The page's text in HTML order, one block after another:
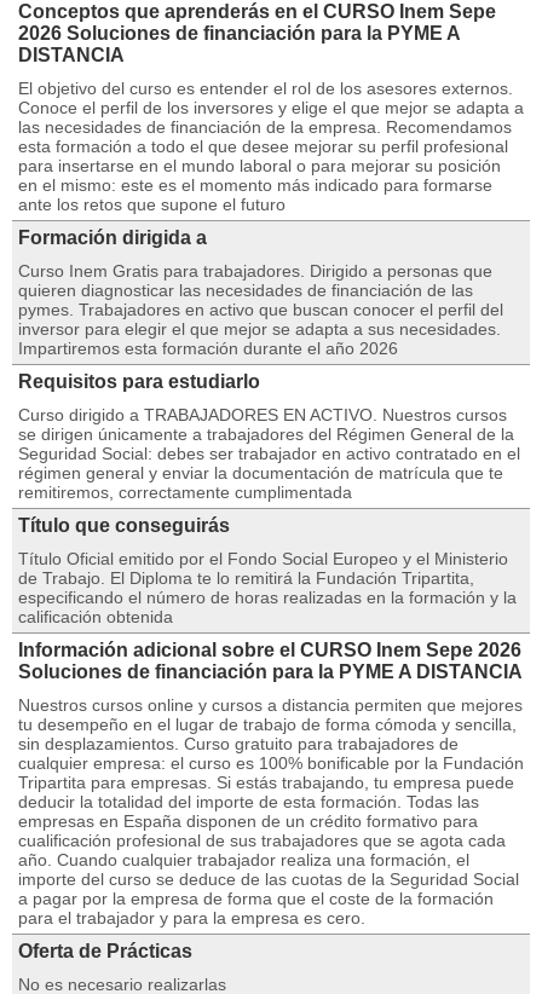
Conceptos que aprenderás en el CURSO Inem Sepe
2026 Soluciones de financiación para la PYME A
DISTANCIA
El objetivo del curso es entender el rol de los asesores externos.
Conoce el perfil de los inversores y elige el que mejor se adapta a
las necesidades de financiación de la empresa. Recomendamos
esta formación a todo el que desee mejorar su perfil profesional
para insertarse en el mundo laboral o para mejorar su posición
en el mismo: este es el momento más indicado para formarse
ante los retos que supone el futuro
Formación dirigida a
Curso Inem Gratis para trabajadores. Dirigido a personas que
quieren diagnosticar las necesidades de financiación de las
pymes. Trabajadores en activo que buscan conocer el perfil del
inversor para elegir el que mejor se adapta a sus necesidades.
Impartiremos esta formación durante el año 2026
Requisitos para estudiarlo
Curso dirigido a TRABAJADORES EN ACTIVO. Nuestros cursos
se dirigen únicamente a trabajadores del Régimen General de la
Seguridad Social: debes ser trabajador en activo contratado en el
régimen general y enviar la documentación de matrícula que te
remitiremos, correctamente cumplimentada
Título que conseguirás
Título Oficial emitido por el Fondo Social Europeo y el Ministerio
de Trabajo. El Diploma te lo remitirá la Fundación Tripartita,
especificando el número de horas realizadas en la formación y la
calificación obtenida
Información adicional sobre el CURSO Inem Sepe 2026
Soluciones de financiación para la PYME A DISTANCIA
Nuestros cursos online y cursos a distancia permiten que mejores
tu desempeño en el lugar de trabajo de forma cómoda y sencilla,
sin desplazamientos. Curso gratuito para trabajadores de
cualquier empresa: el curso es 100% bonificable por la Fundación
Tripartita para empresas. Si estás trabajando, tu empresa puede
deducir la totalidad del importe de esta formación. Todas las
empresas en España disponen de un crédito formativo para
cualificación profesional de sus trabajadores que se agota cada
año. Cuando cualquier trabajador realiza una formación, el
importe del curso se deduce de las cuotas de la Seguridad Social
a pagar por la empresa de forma que el coste de la formación
para el trabajador y para la empresa es cero.
Oferta de Prácticas
No es necesario realizarlas